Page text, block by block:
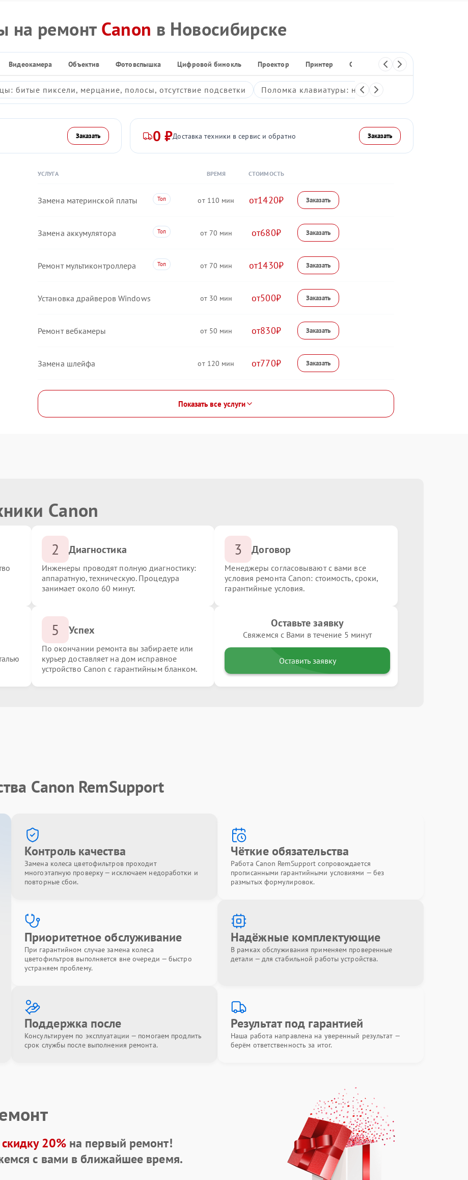
на ремонт Canon в Новосибирске
Видеокамера Объектив Фотовспышка Цифровой бинокль Проектор Принтер Сканер МФУ
битые пиксели, мерцание, полосы, отсутствие подсветки Поломка клавиатуры: неработающие клавиши,
Заказать 0 ₽Доставка техники в сервис и обратно Заказать
УСЛУГА ВРЕМЯ СТОИМОСТЬ
Замена материнской платы 110 1420
Замена аккумулятора 70 680
Ремонт мультиконтроллера 70 1430
Установка драйверов Windows 30 500
Ремонт вебкамеры 50 830
Замена шлейфа 120 770
Показать все услуги
Canon
2 Диагностика
Инженеры проводят полную диагностику:
аппаратную, техническую. Процедура
занимает около 60 минут.
3 Договор
Менеджеры согласовывают с вами все
условия ремонта Canon: стоимость, сроки,
гарантийные условия.
5 Успех
По окончании ремонта вы забираете или
курьер доставляет на дом исправное
устройство Canon с гарантийным бланком.
Оставьте заявку
Свяжемся с Вами в течение 5 минут
Оставить заявку
Canon RemSupport
Контроль качества
Замена колеса цветофильтров проходит
многоэтапную проверку — исключаем недоработки и
повторные сбои.
Чёткие обязательства
Работа Canon RemSupport сопровождается
прописанными гарантийными условиями — без
размытых формулировок.
Приоритетное обслуживание
При гарантийном случае замена колеса
цветофильтров выполняется вне очереди — быстро
устраняем проблему.
Надёжные комплектующие
В рамках обслуживания применяем проверенные
детали — для стабильной работы устройства.
Поддержка после
Консультируем по эксплуатации — помогаем продлить
срок службы после выполнения ремонта.
Результат под гарантией
Наша работа направлена на уверенный результат —
берём ответственность за итог.
20%на первый ремонт!
с вами в ближайшее время.